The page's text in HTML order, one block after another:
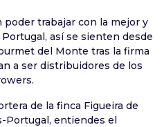
trabajar con la mejor y
así se sienten desde
del Monte tras la firma
a ser distribuidores de los
de la finca Figueira de
Portugal, entiendes el